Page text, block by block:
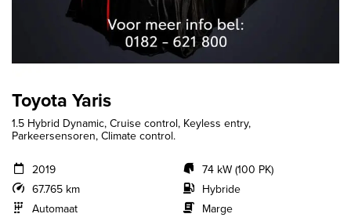
Toyota Yaris
1.5 Hybrid Dynamic, Cruise control, Keyless entry,
Parkeersensoren, Climate control.
2019
67.765 km
Automaat
74 kW (100 PK)
Hybride
Marge